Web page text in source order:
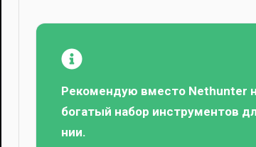
Реко­мен­дую вме­сто Nethunter
бога­тый набор инстру­мен­тов
нии.